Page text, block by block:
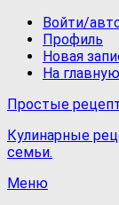
Войти/
Профиль
Новая
На главную
Простые
Кулинарные
семьи.
Меню